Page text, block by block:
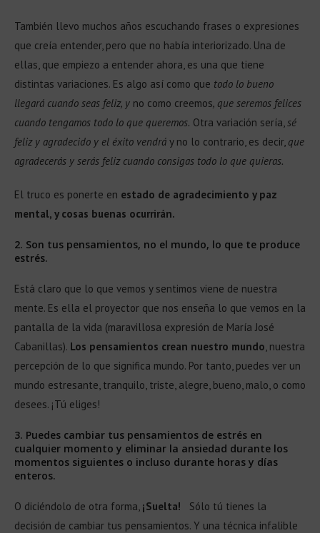
También llevo muchos años escuchando frases o expresiones
que creía entender, pero que no había interiorizado. Una de
ellas, que empiezo a entender ahora, es una que tiene
distintas variaciones. Es algo así como que todo lo bueno
llegará cuando seas feliz, y no como creemos, que seremos felices
cuando tengamos todo lo que queremos. Otra variación sería,sé
feliz y agradecido y el éxito vendrá y no lo contrario, es decir, que
agradecerás y serás feliz cuando consigas todo lo que quieras.
El truco es ponerte en estado de agradecimiento y paz
mental, y cosas buenas ocurrirán.
2. Son tus pensamientos, no el mundo, lo que te produce
estrés.
Está claro que lo que vemos y sentimos viene de nuestra
mente. Es ella el proyector que nos enseña lo que vemos en la
pantalla de la vida (maravillosa expresión de María José
Cabanillas). Los pensamientos crean nuestro mundo, nuestra
percepción de lo que significa mundo. Por tanto, puedes ver un
mundo estresante, tranquilo, triste, alegre, bueno, malo, o como
desees. ¡Tú eliges!
3. Puedes cambiar tus pensamientos de estrés en
cualquier momento y eliminar la ansiedad durante los
momentos siguientes o incluso durante horas y días
enteros.
O diciéndolo de otra forma, ¡Suelta!
Sólo tú tienes la
decisión de cambiar tus pensamientos. Y una técnica infalible